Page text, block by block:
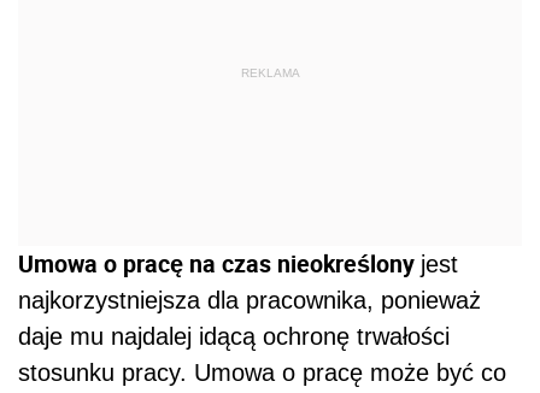
REKLAMA
Umowa o pracę na czas nieokreślony jest
najkorzystniejsza dla pracownika, ponieważ
daje mu najdalej idącą ochronę trwałości
stosunku pracy. Umowa o pracę może być co